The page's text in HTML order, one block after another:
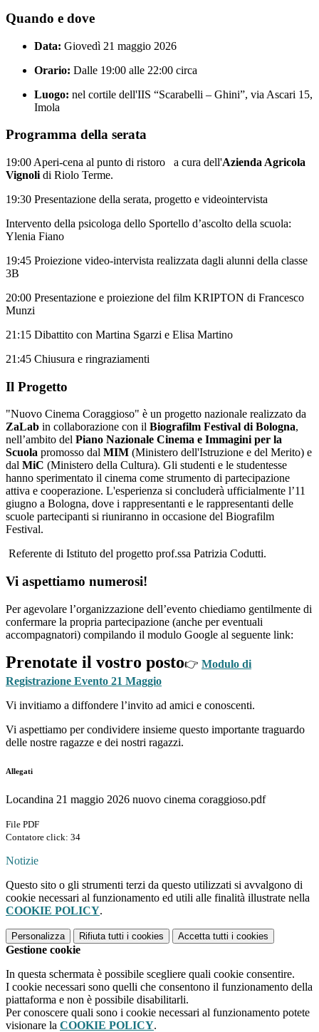
Quando e dove
Data: Giovedì 21 maggio 2026
Orario: Dalle 19:00 alle 22:00 circa
Luogo: nel cortile dell'IIS “Scarabelli – Ghini”, via Ascari 15,
Imola
Programma della serata
19:00 Aperi-cena al punto di ristoro a cura dell'Azienda Agricola
Vignoli di Riolo Terme.
19:30 Presentazione della serata, progetto e videointervista
Intervento della psicologa dello Sportello d’ascolto della scuola:
Ylenia Fiano
19:45 Proiezione video-intervista realizzata dagli alunni della classe
3B
20:00 Presentazione e proiezione del film KRIPTON di Francesco
Munzi
21:15 Dibattito con Martina Sgarzi e Elisa Martino
21:45 Chiusura e ringraziamenti
Il Progetto
"Nuovo Cinema Coraggioso" è un progetto nazionale realizzato da
ZaLab in collaborazione con il Biografilm Festival di Bologna,
nell’ambito del Piano Nazionale Cinema e Immagini per la
Scuola promosso dal MIM (Ministero dell'Istruzione e del Merito) e
dal MiC (Ministero della Cultura). Gli studenti e le studentesse
hanno sperimentato il cinema come strumento di partecipazione
attiva e cooperazione. L'esperienza si concluderà ufficialmente l’11
giugno a Bologna, dove i rappresentanti e le rappresentanti delle
scuole partecipanti si riuniranno in occasione del Biografilm
Festival.
Referente di Istituto del progetto prof.ssa Patrizia Codutti.
Vi aspettiamo numerosi!
Per agevolare l’organizzazione dell’evento chiediamo gentilmente di
confermare la propria partecipazione (anche per eventuali
accompagnatori) compilando il modulo Google al seguente link:
Prenotate il vostro posto👉 Modulo di
Registrazione Evento 21 Maggio
Vi invitiamo a diffondere l’invito ad amici e conoscenti.
Vi aspettiamo per condividere insieme questo importante traguardo
delle nostre ragazze e dei nostri ragazzi.
Allegati
Locandina 21 maggio 2026 nuovo cinema coraggioso.pdf
File PDF
Contatore click: 34
Notizie
Questo sito o gli strumenti terzi da questo utilizzati si avvalgono di
cookie necessari al funzionamento ed utili alle finalità illustrate nella
COOKIE POLICY.
Personalizza Rifiuta tutti i cookies Accetta tutti i cookies
Gestione cookie
In questa schermata è possibile scegliere quali cookie consentire.
I cookie necessari sono quelli che consentono il funzionamento della
piattaforma e non è possibile disabilitarli.
Per conoscere quali sono i cookie necessari al funzionamento potete
visionare la COOKIE POLICY.